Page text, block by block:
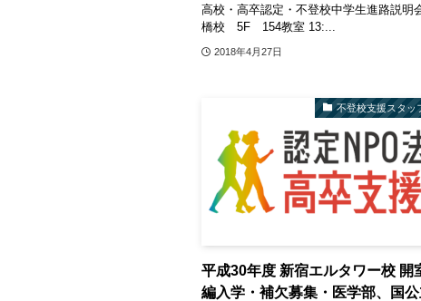
高校・高卒認定・不登校中学生進路説明
橋校 5F 154教室 13:...
2018年4月27日
不登校支援スタッ
平成30年度 新宿エルタワー校
編入学・補欠募集・医学部、国